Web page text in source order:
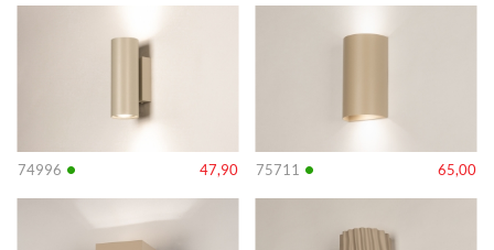
74996 • 47,90
Info
75711 • 65,00
Info
Info Info